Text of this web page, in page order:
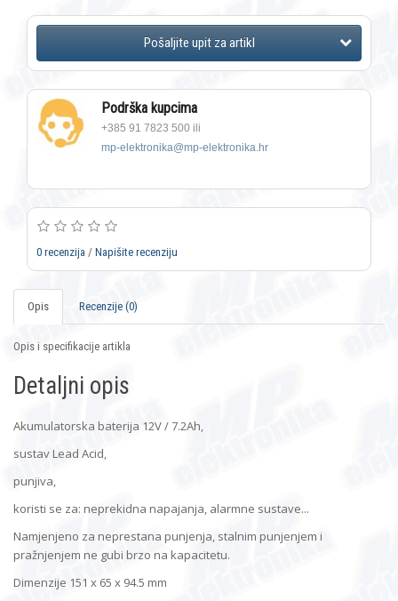
Podrška kupcima
+385 91 7823 500 ili
mp-elektronika@mp-elektronika.hr
0 recenzija / Napišite recenziju
Opis Recenzije (0)
Opis i specifikacije artikla
Detaljni opis
Akumulatorska baterija 12V / 7.2Ah,
sustav Lead Acid,
punjiva,
koristi se za: neprekidna napajanja, alarmne sustave...
Namjenjeno za neprestana punjenja, stalnim punjenjem i
pražnjenjem ne gubi brzo na kapacitetu.
Dimenzije 151 x 65 x 94.5 mm